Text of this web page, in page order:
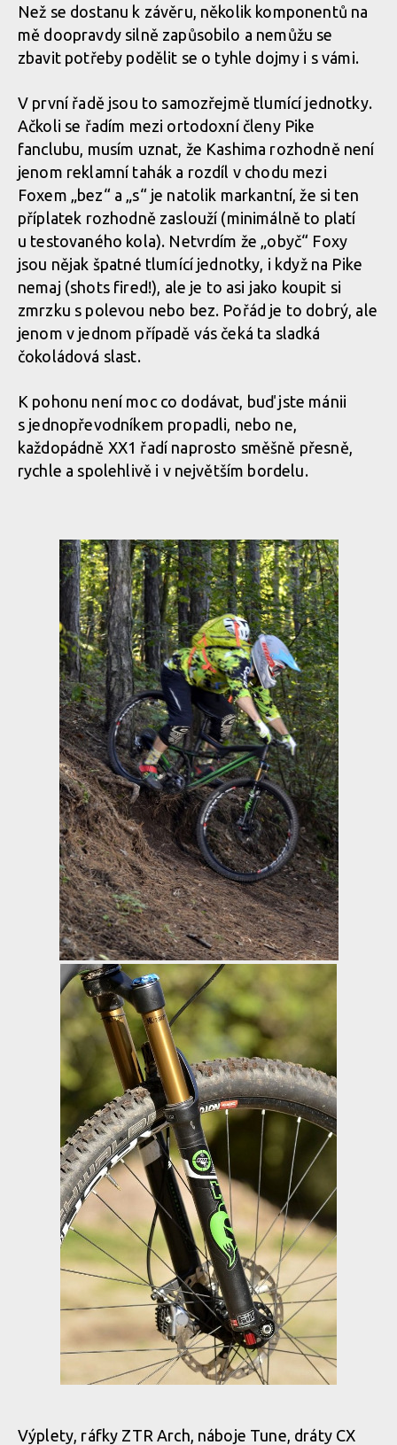
Než se dostanu k závěru, několik komponentů na
mě doopravdy silně zapůsobilo a nemůžu se
zbavit potřeby podělit se o tyhle dojmy i s vámi.
V první řadě jsou to samozřejmě tlumící jednotky.
Ačkoli se řadím mezi ortodoxní členy Pike
fanclubu, musím uznat, že Kashima rozhodně není
jenom reklamní tahák a rozdíl v chodu mezi
Foxem „bez“ a „s“ je natolik markantní, že si ten
příplatek rozhodně zaslouží (minimálně to platí
u testovaného kola). Netvrdím že „obyč“ Foxy
jsou nějak špatné tlumící jednotky, i když na Pike
nemaj (shots fired!), ale je to asi jako koupit si
zmrzku s polevou nebo bez. Pořád je to dobrý, ale
jenom v jednom případě vás čeká ta sladká
čokoládová slast.
K pohonu není moc co dodávat, buď jste mánii
s jednopřevodníkem propadli, nebo ne,
každopádně XX1 řadí naprosto směšně přesně,
rychle a spolehlivě i v největším bordelu.
Výplety, ráfky ZTR Arch, náboje Tune, dráty CX